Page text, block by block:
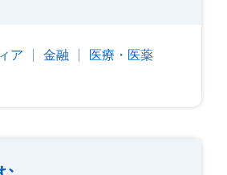
ア 金融 医療・医薬